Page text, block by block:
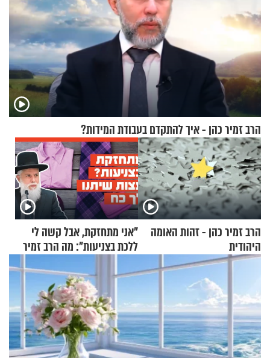
הרב זמיר כהן - איך להתקדם בעבודת המידות?
הרב זמיר כהן - זהות האומה
היהודית
"אני מתחזקת, אבל קשה לי
ללכת בצניעות": מה הרב זמיר